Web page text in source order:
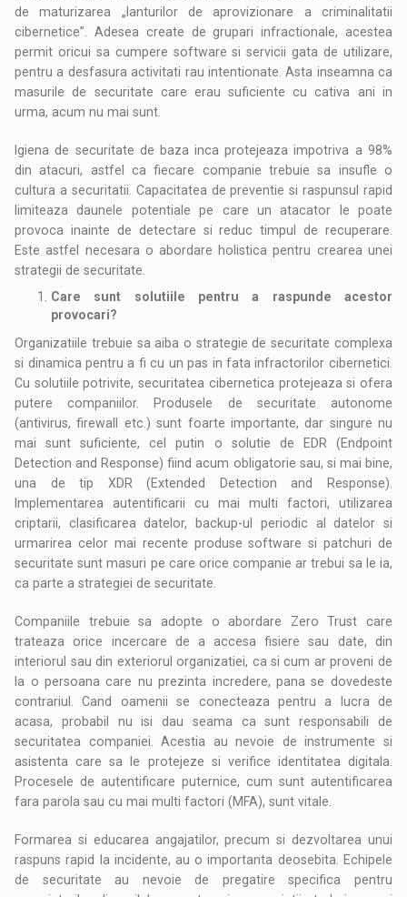
de maturizarea „lanturilor de aprovizionare a criminalitatii
cibernetice”. Adesea create de grupari infractionale, acestea
permit oricui sa cumpere software si servicii gata de utilizare,
pentru a desfasura activitati rau intentionate. Asta inseamna ca
masurile de securitate care erau suficiente cu cativa ani in
urma, acum nu mai sunt.
Igiena de securitate de baza inca protejeaza impotriva a 98%
din atacuri, astfel ca fiecare companie trebuie sa insufle o
cultura a securitatii. Capacitatea de preventie si raspunsul rapid
limiteaza daunele potentiale pe care un atacator le poate
provoca inainte de detectare si reduc timpul de recuperare.
Este astfel necesara o abordare holistica pentru crearea unei
strategii de securitate.
Care sunt solutiile pentru a raspunde acestor
provocari?
Organizatiile trebuie sa aiba o strategie de securitate complexa
si dinamica pentru a fi cu un pas in fata infractorilor cibernetici.
Cu solutiile potrivite, securitatea cibernetica protejeaza si ofera
putere companiilor. Produsele de securitate autonome
(antivirus, firewall etc.) sunt foarte importante, dar singure nu
mai sunt suficiente, cel putin o solutie de EDR (Endpoint
Detection and Response) fiind acum obligatorie sau, si mai bine,
una de tip XDR (Extended Detection and Response).
Implementarea autentificarii cu mai multi factori, utilizarea
criptarii, clasificarea datelor, backup-ul periodic al datelor si
urmarirea celor mai recente produse software si patchuri de
securitate sunt masuri pe care orice companie ar trebui sa le ia,
ca parte a strategiei de securitate.
Companiile trebuie sa adopte o abordare Zero Trust care
trateaza orice incercare de a accesa fisiere sau date, din
interiorul sau din exteriorul organizatiei, ca si cum ar proveni de
la o persoana care nu prezinta incredere, pana se dovedeste
contrariul. Cand oamenii se conecteaza pentru a lucra de
acasa, probabil nu isi dau seama ca sunt responsabili de
securitatea companiei. Acestia au nevoie de instrumente si
asistenta care sa le protejeze si verifice identitatea digitala.
Procesele de autentificare puternice, cum sunt autentificarea
fara parola sau cu mai multi factori (MFA), sunt vitale.
Formarea si educarea angajatilor, precum si dezvoltarea unui
raspuns rapid la incidente, au o importanta deosebita. Echipele
de securitate au nevoie de pregatire specifica pentru